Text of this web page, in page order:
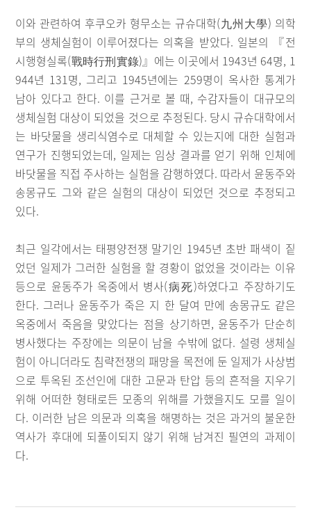
이와 관련하여 후쿠오카 형무소는 규슈대학(九州大學) 의학
부의 생체실험이 이루어졌다는 의혹을 받았다. 일본의 『전
시행형실록(戰時行刑實錄)』에는 이곳에서 1943년 64명, 1
944년 131명, 그리고 1945년에는 259명이 옥사한 통계가
남아 있다고 한다. 이를 근거로 볼 때, 수감자들이 대규모의
생체실험 대상이 되었을 것으로 추정된다. 당시 규슈대학에서
는 바닷물을 생리식염수로 대체할 수 있는지에 대한 실험과
연구가 진행되었는데, 일제는 임상 결과를 얻기 위해 인체에
바닷물을 직접 주사하는 실험을 감행하였다. 따라서 윤동주와
송몽규도 그와 같은 실험의 대상이 되었던 것으로 추정되고
있다.
최근 일각에서는 태평양전쟁 말기인 1945년 초반 패색이 짙
었던 일제가 그러한 실험을 할 경황이 없었을 것이라는 이유
등으로 윤동주가 옥중에서 병사(病死)하였다고 주장하기도
한다. 그러나 윤동주가 죽은 지 한 달여 만에 송몽규도 같은
옥중에서 죽음을 맞았다는 점을 상기하면, 윤동주가 단순히
병사했다는 주장에는 의문이 남을 수밖에 없다. 설령 생체실
험이 아니더라도 침략전쟁의 패망을 목전에 둔 일제가 사상범
으로 투옥된 조선인에 대한 고문과 탄압 등의 흔적을 지우기
위해 어떠한 형태로든 모종의 위해를 가했을지도 모를 일이
다. 이러한 남은 의문과 의혹을 해명하는 것은 과거의 불운한
역사가 후대에 되풀이되지 않기 위해 남겨진 필연의 과제이
다.